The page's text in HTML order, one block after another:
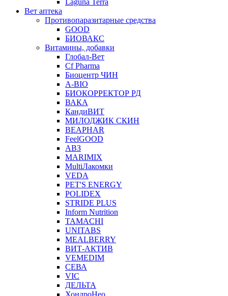
Вет аптека
Противопаразитарные средства
GOOD
БИОВАКС
Витамины, добавки
Глобал-Вет
Cf Pharma
Биоцентр ЧИН
A-BIO
БИОКОРРЕКТОР РД
ВАКА
КандиВИТ
МИЛОДЖИК СКИН
BEAPHAR
FeelGOOD
АВЗ
MARIMIX
MultiЛакомки
VEDA
PET'S ENERGY
POLIDEX
STRIDE PLUS
Inform Nutrition
TAMACHI
UNITABS
MEALBERRY
ВИТ-АКТИВ
VEMEDIM
СЕВА
VIC
ДЕЛЬТА
ХондроНео